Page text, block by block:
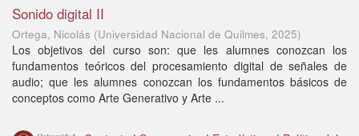
Sonido digital II
Ortega, Nicolás (Universidad Nacional de Quilmes, 2025)
Los objetivos del curso son: que les alumnes conozcan los
fundamentos teóricos del procesamiento digital de señales de
audio; que les alumnes conozcan los fundamentos básicos de
conceptos como Arte Generativo y Arte ...